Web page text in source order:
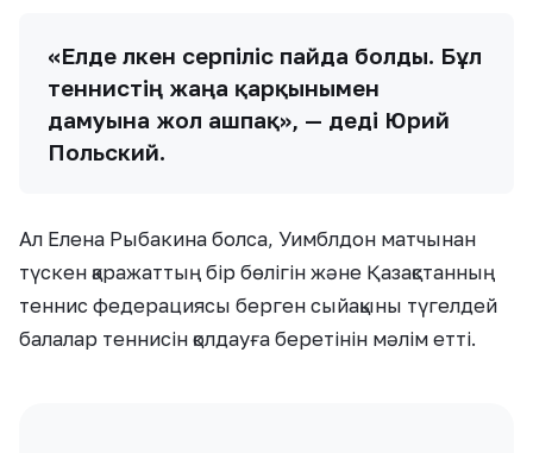
«Елде үлкен серпіліс пайда болды. Бұл
теннистің жаңа қарқынымен
дамуына жол ашпақ», — деді Юрий
Польский.
Ал Елена Рыбакина болса, Уимблдон матчынан
түскен қаражаттың бір бөлігін және Қазақстанның
теннис федерациясы берген сыйақыны түгелдей
балалар теннисін қолдауға беретінін мәлім етті.